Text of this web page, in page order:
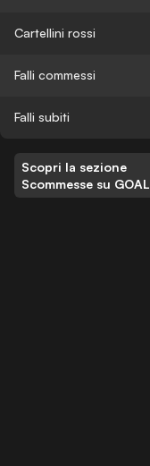
Cartellini rossi
Falli commessi
Falli subiti
Scopri la sezione
Scommesse su GOAL